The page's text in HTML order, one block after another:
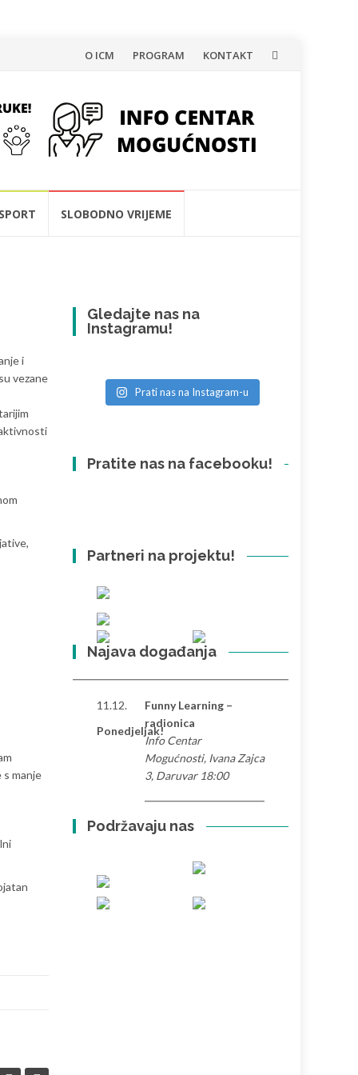
Skip
content
O ICM PROGRAM KONTAKT
SPORT SLOBODNO VRIJEME
i
vezane
manje
Gledajte nas na
Instagramu!
Prati nas na Instagram-u
Pratite nas na facebooku!
Partneri na projektu!
Najava događanja
11.12.
Ponedjeljak!
Funny Learning –
radionica
Info Centar
Mogućnosti, Ivana Zajca
3, Daruvar 18:00
Podržavaju nas